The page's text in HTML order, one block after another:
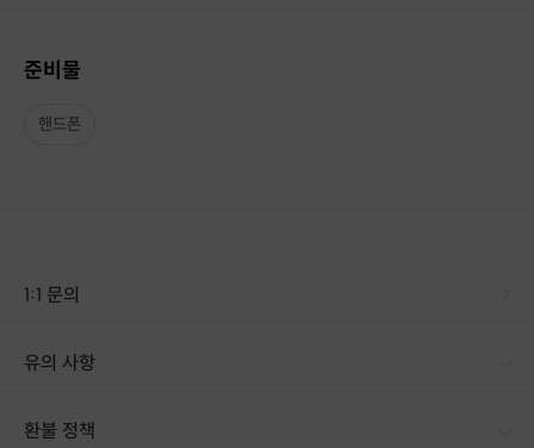
준비물
핸드폰
1:1 문의
유의 사항
환불 정책